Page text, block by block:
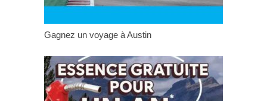
Gagnez un voyage à Austin